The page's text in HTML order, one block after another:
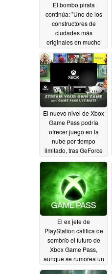
El bombo pirata
continúa: "Uno de los
constructores de
ciudades más
originales en mucho
04/20/2026
El nuevo nivel de Xbox
Game Pass podría
ofrecer juego en la
nube por tiempo
limitado, tras GeForce
04/18/2026
El ex jefe de
PlayStation califica de
sombrío el futuro de
Xbox Game Pass,
aunque se rumorea un